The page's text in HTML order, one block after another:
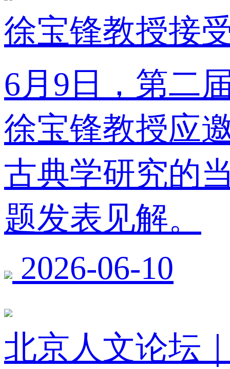
徐宝锋教授接
6月9日，第二
徐宝锋教授应
古典学研究的
题发表见解。
2026-06-10
北京人文论坛